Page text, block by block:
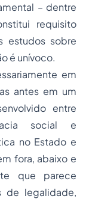
– dentre
requisito
estudos sobre
é unívoco.
em
antes em um
entre
social e
no Estado e
fora, abaixo e
que parece
de legalidade,